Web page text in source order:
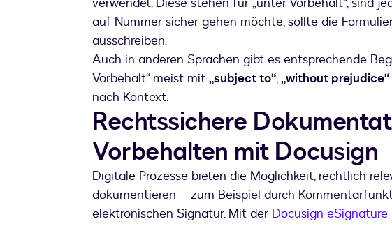
auf Nummer sicher gehen möchte, sollte die
ausschreiben.
Auch in anderen Sprachen gibt es entsprechende
Vorbehalt“ meist mit „subject to“,„without prejudice“
nach Kontext.
Rechtssichere
Vorbehalten mit Docusign
Digitale Prozesse bieten die Möglichkeit, rechtlich
dokumentieren – zum Beispiel durch
elektronischen Signatur. Mit der Docusign eSignature